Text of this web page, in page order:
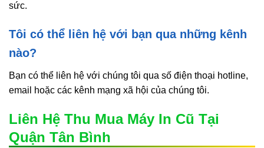
sức.
Tôi có thể liên hệ với bạn qua những kênh
nào?
Bạn có thể liên hệ với chúng tôi qua số điện thoại hotline,
email hoặc các kênh mạng xã hội của chúng tôi.
Liên Hệ Thu Mua Máy In Cũ Tại
Quận Tân Bình